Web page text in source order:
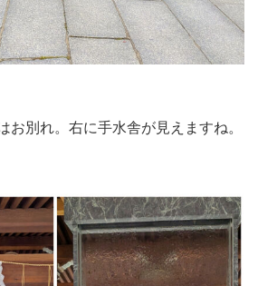
お別れ。右に手水舎が見えますね。